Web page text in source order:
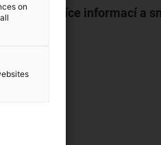
zjistěte více informací a
on